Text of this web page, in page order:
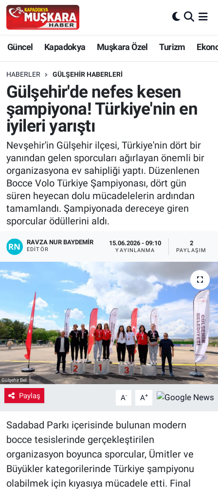
Güncel Kapadokya Muşkara Özel Turizm
HABERLER GÜLŞEHIR HABERLERI
Gülşehir'de nefes kesen
şampiyona! Türkiye'nin en
iyileri yarıştı
Nevşehir'in Gülşehir ilçesi, Türkiye'nin dört bir
yanından gelen sporcuları ağırlayan önemli bir
organizasyona ev sahipliği yaptı. Düzenlenen
Bocce Volo Türkiye Şampiyonası, dört gün
süren heyecan dolu mücadelelerin ardından
tamamlandı. Şampiyonada dereceye giren
sporcular ödüllerini aldı.
RAVZA NUR BAYDEMIR
EDITÖR
15.06.2026 - 09:10
YAYINLANMA
2
PAYLAŞIM
Gülşehir Bel.
Paylaş A- A+
Sadabad Parkı içerisinde bulunan modern
bocce tesislerinde gerçekleştirilen
organizasyon boyunca sporcular, Ümitler ve
Büyükler kategorilerinde Türkiye şampiyonu
olabilmek için kıyasıya mücadele etti. Final
Güncel
SEÇİM
Muşkara Özel
Ekonomi
Kapadokya
Turizm
Kültür - Sanat
VEFATLAR
Nevşehir Hava Durumu
Nevşehir Trafik Yoğunluk Haritası
Süper Lig Puan Durumu ve Fikstür
Tüm Manşetler
Son Dakika Haberleri
Haber Arşivi